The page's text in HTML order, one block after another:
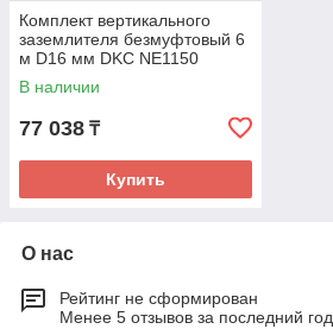
Комплект вертикального
заземлителя безмуфтовый 6
м D16 мм DKC NE1150
Горячеоцинкованная сталь
В наличии
77 038 ₸
Купить
О нас
Рейтинг не сформирован
Менее 5 отзывов за последний год